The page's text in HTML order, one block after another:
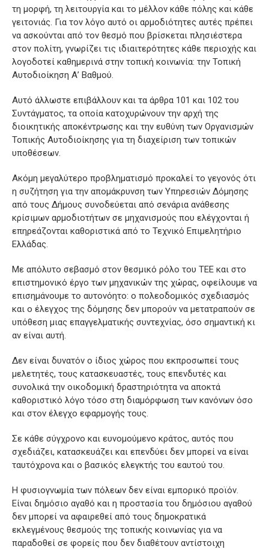
τη μορφή, τη λειτουργία και το μέλλον κάθε πόλης και κάθε
γειτονιάς. Για τον λόγο αυτό οι αρμοδιότητες αυτές πρέπει
να ασκούνται από τον θεσμό που βρίσκεται πλησιέστερα
στον πολίτη, γνωρίζει τις ιδιαιτερότητες κάθε περιοχής και
λογοδοτεί καθημερινά στην τοπική κοινωνία: την Τοπική
Αυτοδιοίκηση Α’ Βαθμού.
Αυτό άλλωστε επιβάλλουν και τα άρθρα 101 και 102 του
Συντάγματος, τα οποία κατοχυρώνουν την αρχή της
διοικητικής αποκέντρωσης και την ευθύνη των Οργανισμών
Τοπικής Αυτοδιοίκησης για τη διαχείριση των τοπικών
υποθέσεων.
Ακόμη μεγαλύτερο προβληματισμό προκαλεί το γεγονός ότι
η συζήτηση για την απομάκρυνση των Υπηρεσιών Δόμησης
από τους Δήμους συνοδεύεται από σενάρια ανάθεσης
κρίσιμων αρμοδιοτήτων σε μηχανισμούς που ελέγχονται ή
επηρεάζονται καθοριστικά από το Τεχνικό Επιμελητήριο
Ελλάδας.
Με απόλυτο σεβασμό στον θεσμικό ρόλο του ΤΕΕ και στο
επιστημονικό έργο των μηχανικών της χώρας, οφείλουμε να
επισημάνουμε το αυτονόητο: ο πολεοδομικός σχεδιασμός
και ο έλεγχος της δόμησης δεν μπορούν να μετατραπούν σε
υπόθεση μιας επαγγελματικής συντεχνίας, όσο σημαντική κι
αν είναι αυτή.
Δεν είναι δυνατόν ο ίδιος χώρος που εκπροσωπεί τους
μελετητές, τους κατασκευαστές, τους επενδυτές και
συνολικά την οικοδομική δραστηριότητα να αποκτά
καθοριστικό λόγο τόσο στη διαμόρφωση των κανόνων όσο
και στον έλεγχο εφαρμογής τους.
Σε κάθε σύγχρονο και ευνομούμενο κράτος, αυτός που
σχεδιάζει, κατασκευάζει και επενδύει δεν μπορεί να είναι
ταυτόχρονα και ο βασικός ελεγκτής του εαυτού του.
Η φυσιογνωμία των πόλεων δεν είναι εμπορικό προϊόν.
Είναι δημόσιο αγαθό και η προστασία του δημόσιου αγαθού
δεν μπορεί να αφαιρεθεί από τους δημοκρατικά
εκλεγμένους θεσμούς της τοπικής κοινωνίας για να
παραδοθεί σε φορείς που δεν διαθέτουν αντίστοιχη